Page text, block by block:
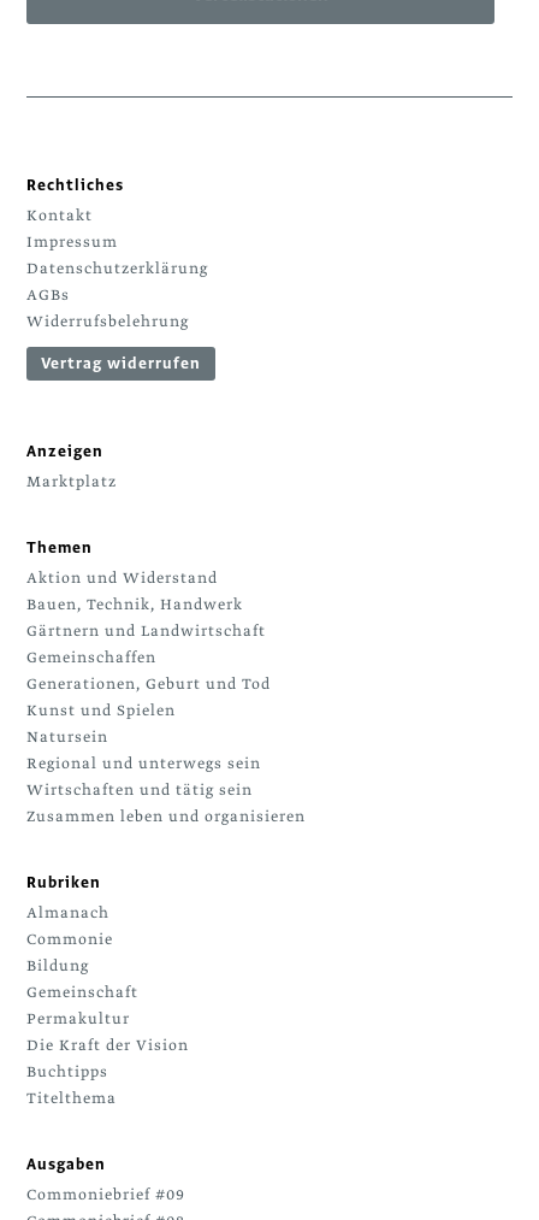
Rechtliches
Kontakt
Impressum
Datenschutzerklärung
AGBs
Widerrufsbelehrung
Vertrag widerrufen
Anzeigen
Marktplatz
Themen
Aktion und Widerstand
Bauen, Technik, Handwerk
Gärtnern und Landwirtschaft
Gemeinschaffen
Generationen, Geburt und Tod
Kunst und Spielen
Natursein
Regional und unterwegs sein
Wirtschaften und tätig sein
Zusammen leben und organisieren
Rubriken
Almanach
Commonie
Bildung
Gemeinschaft
Permakultur
Die Kraft der Vision
Buchtipps
Titelthema
Ausgaben
Commoniebrief #09